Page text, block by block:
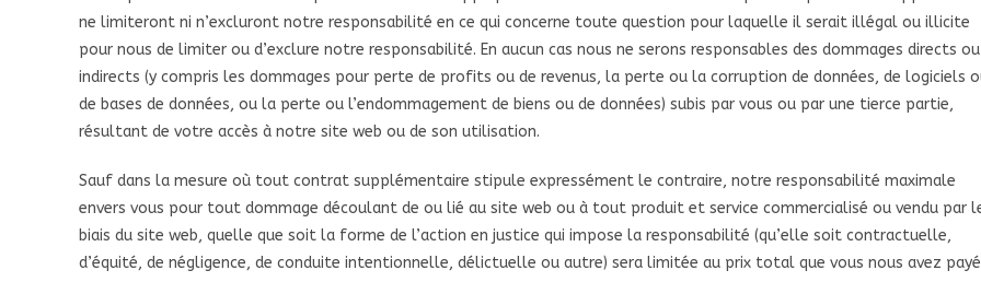
ne limiteront ni n’excluront notre responsabilité en ce qui concerne toute question pour laquelle il serait illégal ou illicite
pour nous de limiter ou d’exclure notre responsabilité. En aucun cas nous ne serons responsables des dommages directs ou
indirects (y compris les dommages pour perte de profits ou de revenus, la perte ou la corruption de données, de logiciels
de bases de données, ou la perte ou l’endommagement de biens ou de données) subis par vous ou par une tierce partie,
résultant de votre accès à notre site web ou de son utilisation.
Sauf dans la mesure où tout contrat supplémentaire stipule expressément le contraire, notre responsabilité maximale
envers vous pour tout dommage découlant de ou lié au site web ou à tout produit et service commercialisé ou vendu par
biais du site web, quelle que soit la forme de l’action en justice qui impose la responsabilité (qu’elle soit contractuelle,
d’équité, de négligence, de conduite intentionnelle, délictuelle ou autre) sera limitée au prix total que vous nous avez payé